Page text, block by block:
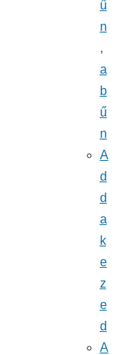
ű
n
,
a
b
ű
n
A
d
d
a
k
e
z
e
d
A